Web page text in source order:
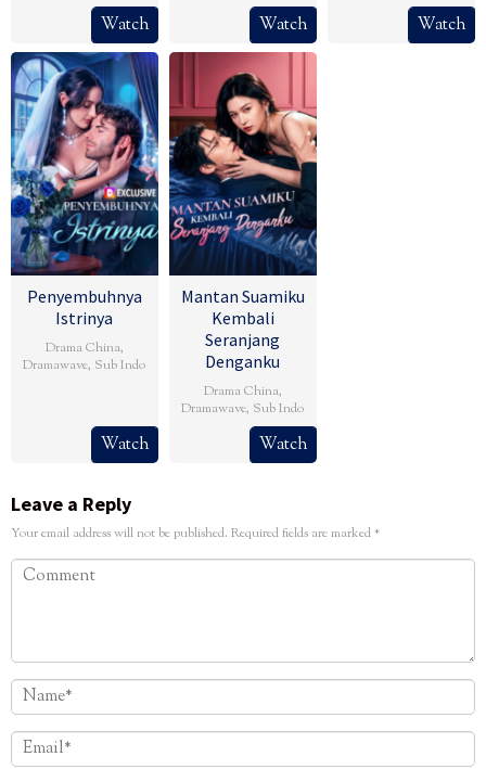
Watch Watch Watch
Penyembuhnya
Istrinya
Drama China,
Dramawave, Sub Indo
Watch
Mantan Suamiku
Kembali
Seranjang
Denganku
Drama China,
Dramawave, Sub Indo
Watch
Leave a Reply
Your email address will not be published. Required fields are marked*